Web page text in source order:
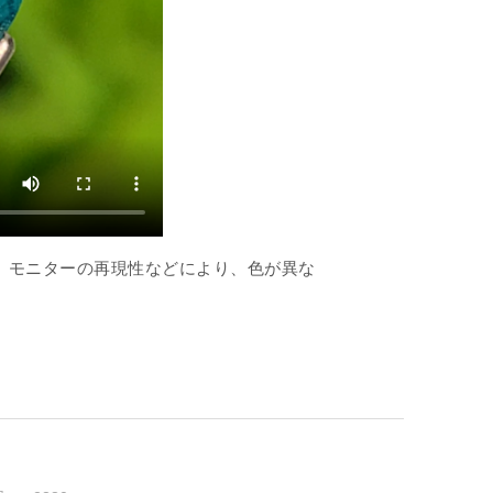
ニターの再現性などにより、色が異な